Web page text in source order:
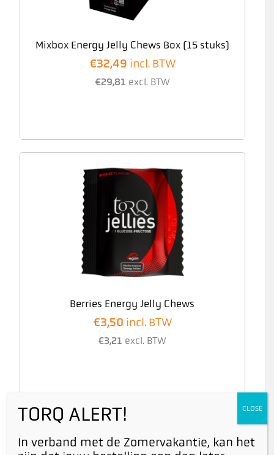
Mixbox Energy Jelly Chews Box (15 stuks)
€32,49 incl. BTW
€29,81 excl. BTW
Berries Energy Jelly Chews
€3,50 incl. BTW
€3,21 excl. BTW
TORQ ALERT!
In verband met de Zomervakantie, kan het
CLOSE